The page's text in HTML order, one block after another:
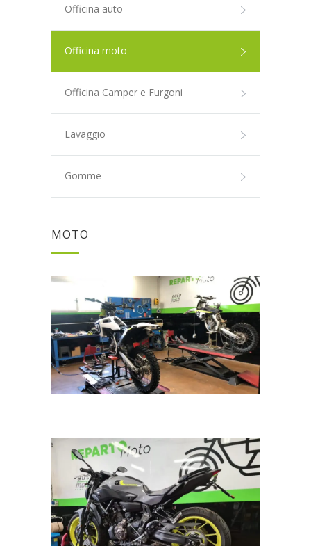
Officina auto
Officina moto
Officina Camper e Furgoni
Lavaggio
Gomme
MOTO